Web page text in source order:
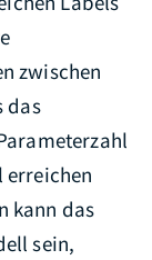
zwischen
das
erreichen
kann das
sein,